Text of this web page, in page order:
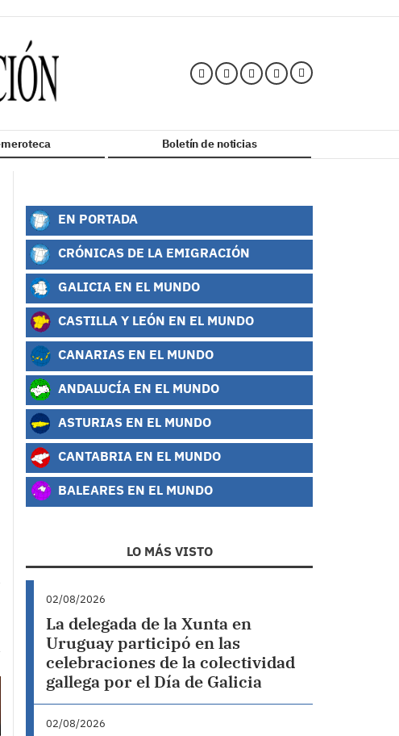
Boletín de noticias
EN PORTADA
CRÓNICAS DE LA EMIGRACIÓN
GALICIA EN EL MUNDO
CASTILLA Y LEÓN EN EL MUNDO
CANARIAS EN EL MUNDO
ANDALUCÍA EN EL MUNDO
ASTURIAS EN EL MUNDO
CANTABRIA EN EL MUNDO
BALEARES EN EL MUNDO
LO MÁS VISTO
02/08/2026
La delegada de la Xunta en
Uruguay participó en las
celebraciones de la colectividad
gallega por el Día de Galicia
02/08/2026